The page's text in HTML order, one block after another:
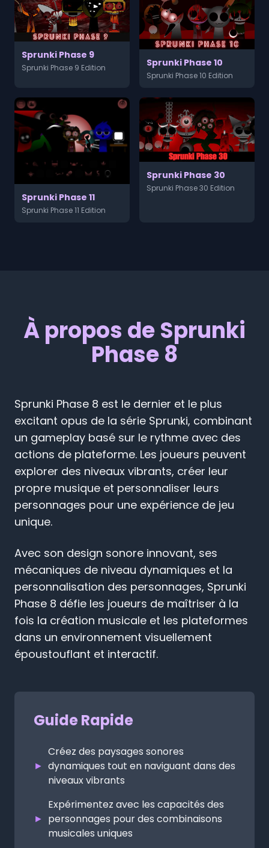
Sprunki Phase 9
Sprunki Phase 9 Edition Sprunki Phase 10
Sprunki Phase 10 Edition
Sprunki Phase 11
Sprunki Phase 11 Edition
Sprunki Phase 30
Sprunki Phase 30 Edition
À propos de Sprunki
Phase 8
Sprunki Phase 8 est le dernier et le plus
excitant opus de la série Sprunki, combinant
un gameplay basé sur le rythme avec des
actions de plateforme. Les joueurs peuvent
explorer des niveaux vibrants, créer leur
propre musique et personnaliser leurs
personnages pour une expérience de jeu
unique.
Avec son design sonore innovant, ses
mécaniques de niveau dynamiques et la
personnalisation des personnages, Sprunki
Phase 8 défie les joueurs de maîtriser à la
fois la création musicale et les plateformes
dans un environnement visuellement
époustouflant et interactif.
Guide Rapide
►
Créez des paysages sonores
dynamiques tout en naviguant dans des
niveaux vibrants
►
Expérimentez avec les capacités des
personnages pour des combinaisons
musicales uniques